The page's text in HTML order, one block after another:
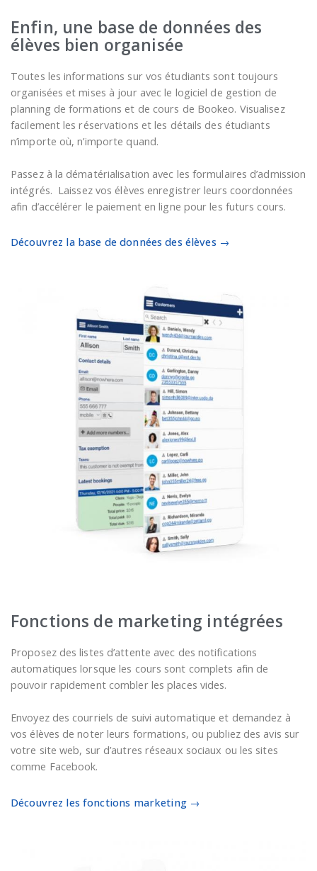
Enfin, une base de données des
élèves bien organisée
Toutes les informations sur vos étudiants sont toujours
organisées et mises à jour avec le logiciel de gestion de
planning de formations et de cours de Bookeo. Visualisez
facilement les réservations et les détails des étudiants
n’importe où, n’importe quand.
Passez à la dématérialisation avec les formulaires d’admission
intégrés. Laissez vos élèves enregistrer leurs coordonnées
afin d’accélérer le paiement en ligne pour les futurs cours.
Découvrez la base de données des élèves →
Fonctions de marketing intégrées
Proposez des listes d’attente avec des notifications
automatiques lorsque les cours sont complets afin de
pouvoir rapidement combler les places vides.
Envoyez des courriels de suivi automatique et demandez à
vos élèves de noter leurs formations, ou publiez des avis sur
votre site web, sur d’autres réseaux sociaux ou les sites
comme Facebook.
Découvrez les fonctions marketing →